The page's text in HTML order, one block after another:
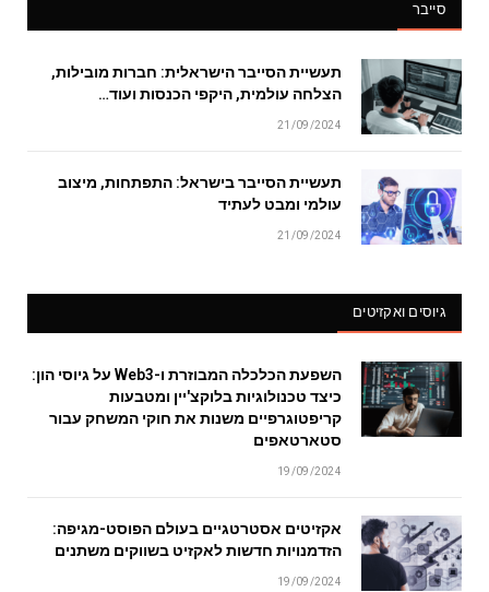
סייבר
תעשיית הסייבר הישראלית: חברות מובילות,
הצלחה עולמית, היקפי הכנסות ועוד…
21/09/2024
תעשיית הסייבר בישראל: התפתחות, מיצוב
עולמי ומבט לעתיד
21/09/2024
גיוסים ואקזיטים
השפעת הכלכלה המבוזרת ו-Web3 על גיוסי הון:
כיצד טכנולוגיות בלוקצ'יין ומטבעות
קריפטוגרפיים משנות את חוקי המשחק עבור
סטארטאפים
19/09/2024
אקזיטים אסטרטגיים בעולם הפוסט-מגיפה:
הזדמנויות חדשות לאקזיט בשווקים משתנים
19/09/2024